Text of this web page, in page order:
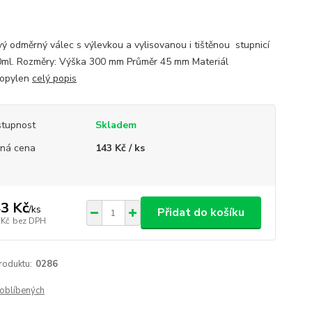
odměrný válec s výlevkou a vylisovanou i tištěnou stupnicí
Rozměry: Výška 300 mm Průměr 45 mm Materiál
celý popis
Skladem
cena
143 Kč / ks
Kč/ks
bez DPH
Přidat do košíku
0286